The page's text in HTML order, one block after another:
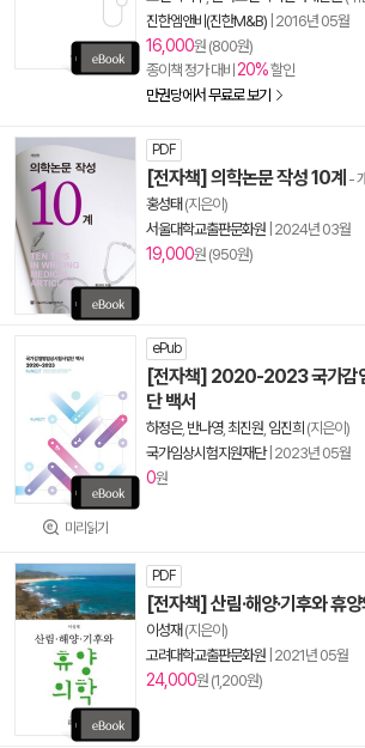
진한엠앤비(진한M&B) 2016년 05월
16,000원 (800원)
종이책 정가 대비 20%할인
만권당에서 무료로 보기
PDF
[전자책] 의학논문 작성 10계 -
홍성태 (지은이)
서울대학교출판문화원 2024년 03월
19,000원 (950원)
미리읽기
ePub
[전자책] 2020-2023 국가감
단 백서
하정은, 반나영, 최진원 임진희 (지은이)
국가임상시험지원재단| 2023년 05월
0원
PDF
[전자책] 산림·해양·기후와 휴
이성재 (지은이)
고려대학교출판문화원 2021년 05월
24,000원 (1,200원)